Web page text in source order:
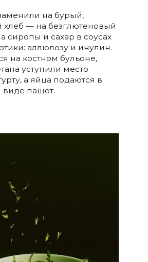
на бурый,
— на безглютеновый
сиропы и сахар в соусах
аллюлозу и инулин.
на костном бульоне,
уступили место
а яйца подаются в
виде пашот.